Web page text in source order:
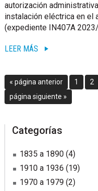
autorización
instalación eléctrica en el
(expediente IN407A
LEER MÁS
« Ir
la
página anterior
Go
to
1
Go
to
2
Ir
a
página siguiente »
sidebar
Categorías
1835 a 1890(4)
1910 a 1936 (19)
1970 a 1979(2)